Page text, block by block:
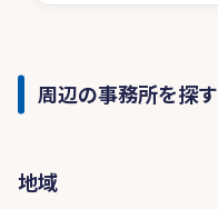
周辺の事務所を探す
地域